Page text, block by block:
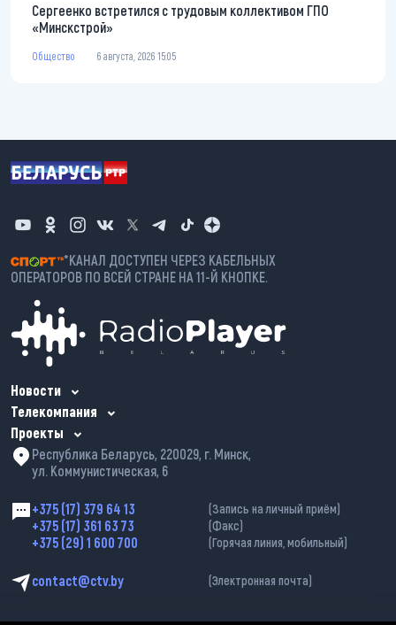
Сергеенко встретился с трудовым коллективом ГПО
«Минскстрой»
Общество 6 августа, 2026 15:05
*КАНАЛ ДОСТУПЕН ЧЕРЕЗ КАБЕЛЬНЫХ
ОПЕРАТОРОВ ПО ВСЕЙ СТРАНЕ НА 11-Й КНОПКЕ.
Новости
Телекомпания
Проекты
Республика Беларусь, 220029, г. Минск,
ул. Коммунистическая, 6
+375 (17) 379 64 13 (Запись на личный приём)
+375 (17) 361 63 73 (Факс)
+375 (29) 1 600 700 (Горячая линия, мобильный)
contact@ctv.by (Электронная почта)